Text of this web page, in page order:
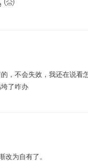
，不会失效，我还在说看
了咋办
为自有了。